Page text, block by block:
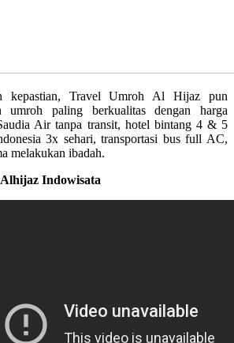
kepastian, Travel Umroh Al Hijaz pun
umroh paling berkualitas dengan harga
Air tanpa transit, hotel bintang 4 & 5
3x sehari, transportasi bus full AC,
melakukan ibadah.
Indowisata